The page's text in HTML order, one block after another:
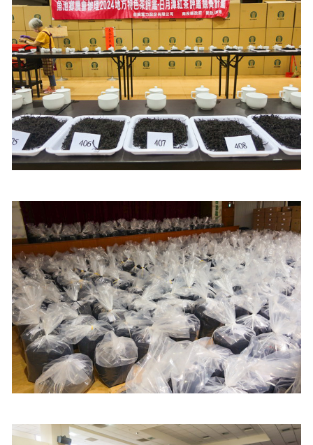
餐桌週記
享樂隨手拍
照相簿
影音區
創意出版服務
歷史區
個人著作
活動實況記錄
媒體報導一覽
合作與代言
訂閱電子報